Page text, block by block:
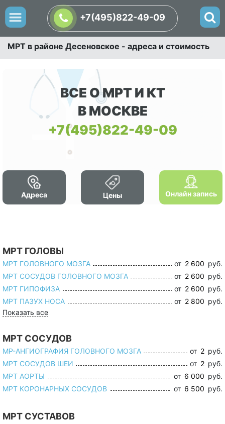
+7(495)822-49-09
МРТ в районе Десеновское - адреса и стоимость
ВСЕ О МРТ И КТ
В МОСКВЕ
+7(495)822-49-09
Адреса Цены Онлайн запись
МРТ ГОЛОВЫ
МРТ ГОЛОВНОГО МОЗГА от 2 600 руб.
МРТ СОСУДОВ ГОЛОВНОГО МОЗГА
от 2 600 руб.
МРТ ГИПОФИЗА
от 2 600 руб.
МРТ ПАЗУХ НОСА
от 2 800 руб.
Показать все
МРТ СОСУДОВ
МР-АНГИОГРАФИЯ ГОЛОВНОГО МОЗГА от 2 руб.
МРТ СОСУДОВ ШЕИ
от 2 руб.
МРТ АОРТЫ
от 6 000 руб.
МРТ КОРОНАРНЫХ СОСУДОВ
от 6 500 руб.
МРТ СУСТАВОВ